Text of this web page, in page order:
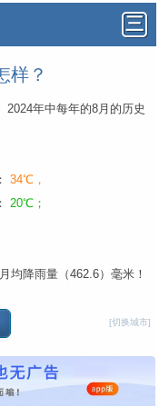
样？
2024年中每年的8月的历史
34℃，
20℃；
均降雨量（462.6）毫米！
[切换城市]